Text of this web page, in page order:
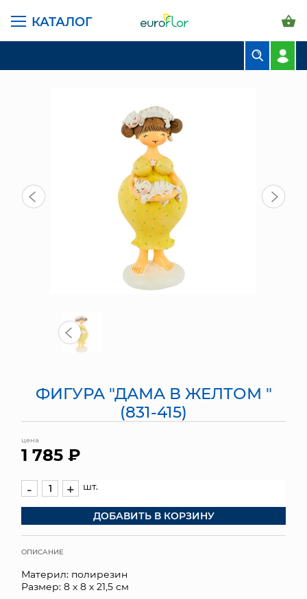
КАТАЛОГ
ЦВЕТЫ В ПАЧКАХ
СВАДЕБНАЯ ФЛОРИСТИКА
КОМНАТНЫЕ РАСТЕНИЯ
ГОРШКИ И КАШПО
ГРУНТЫ И УДОБРЕНИЯ
ПРЕДМЕТЫ ИНТЕРЬЕРА
ЯЩИКИ
СУНДУКИ
ПОДАРОЧНЫЕ КАРТЫ
ОПТОВЫМ КЛИЕНТАМ
ГЛАВНАЯ СТРАНИЦА КАТАЛОГ
ПРЕДМЕТЫ ИНТЕРЬЕРА
ФИГУРА "ДАМА В ЖЕЛТОМ "
(831-415)
цена
1 785 ₽
- + шт.
ДОБАВИТЬ В КОРЗИНУ
ОПИСАНИЕ
Материл: полирезин
Размер: 8 х 8 х 21,5 см